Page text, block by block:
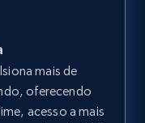
Post
grátis
mais de
oferecendo
acesso a mais